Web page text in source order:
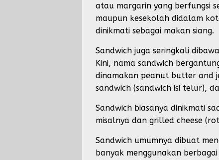
atau margarin yang berfungsi
maupun kesekolah didalam
dinikmati sebagai makan siang.
Sandwich juga seringkali
Kini, nama sandwich
dinamakan peanut butter and
sandwich (sandwich isi telur),
Sandwich biasanya dinikmati
misalnya dan grilled cheese
Sandwich umumnya dibuat
banyak menggunakan